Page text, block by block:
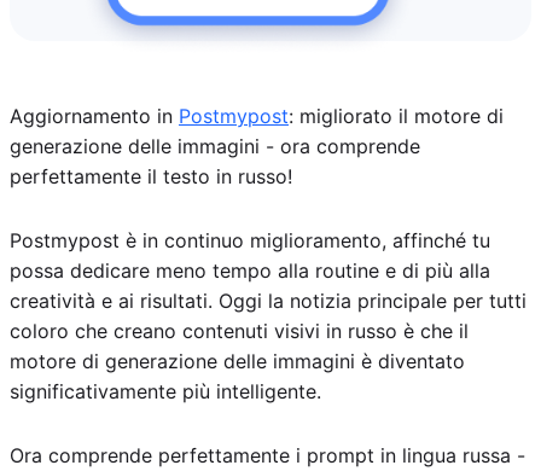
Aggiornamento in Postmypost: migliorato il motore di
generazione delle immagini - ora comprende
perfettamente il testo in russo!
Postmypost è in continuo miglioramento, affinché tu
possa dedicare meno tempo alla routine e di più alla
creatività e ai risultati. Oggi la notizia principale per tutti
coloro che creano contenuti visivi in russo è che il
motore di generazione delle immagini è diventato
significativamente più intelligente.
Ora comprende perfettamente i prompt in lingua russa -